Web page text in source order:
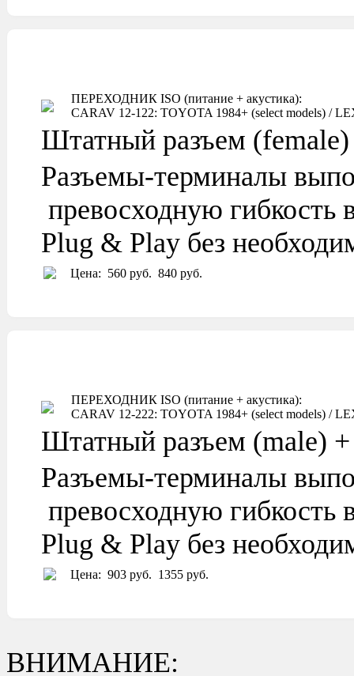
ПЕРЕХОДНИК ISO (питание + акустика):
CARAV 12-122: TOYOTA 1984+ (select models) /
Штатный разъем
Разъемы-терминалы
превосходную гибкость
Plug & Play без
Цена: 560 руб. 840 руб.
ПЕРЕХОДНИК ISO (питание + акустика):
CARAV 12-222: TOYOTA 1984+ (select models) /
Штатный разъем (male)
Разъемы-терминалы
превосходную гибкость
Plug & Play без
Цена: 903 руб. 1355 руб.
ВНИМАНИЕ: